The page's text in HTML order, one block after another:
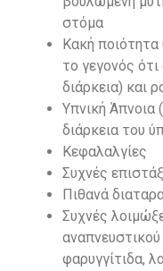
στόμα
Κακή
το γεγονός
διάρκεια) και
Υπνική Άπνοια
διάρκεια του
Κεφαλαλγίες
Συχνές
Πιθανά
Συχνές
αναπνευστικού
φαρυγγίτιδα,